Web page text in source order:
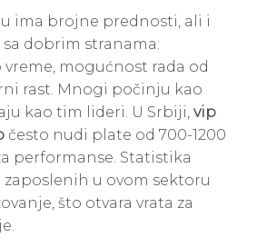
ima brojne prednosti, ali i
dobrim stranama:
mogućnost rada od
rast. Mnogi počinju kao
kao tim lideri. U Srbiji, vip
često nudi plate od 700-1200
performanse. Statistika
zaposlenih u ovom sektoru
što otvara vrata za